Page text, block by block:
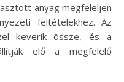
anyag megfeleljen
feltételekhez. Az
keverik össze, és a
elő a megfelelő